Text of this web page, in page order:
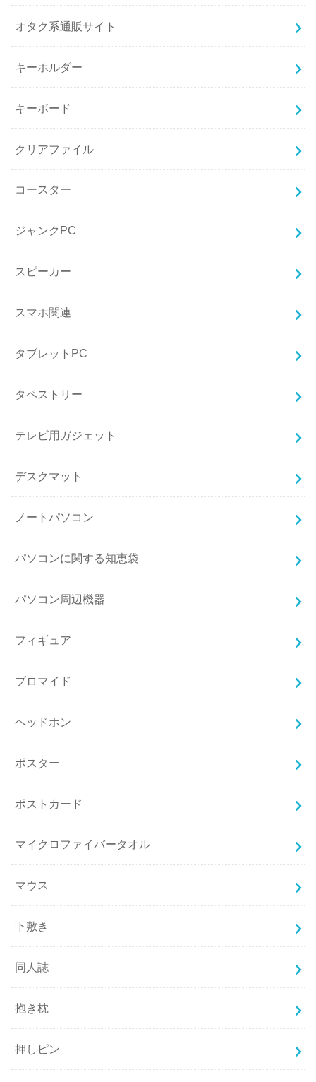
オタク系通販サイト
キーホルダー
キーボード
クリアファイル
コースター
ジャンクPC
スピーカー
スマホ関連
タブレットPC
タペストリー
テレビ用ガジェット
デスクマット
ノートパソコン
パソコンに関する知恵袋
パソコン周辺機器
フィギュア
ブロマイド
ヘッドホン
ポスター
ポストカード
マイクロファイバータオル
マウス
下敷き
同人誌
抱き枕
押しピン